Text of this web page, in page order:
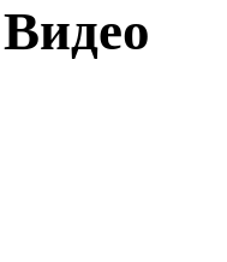
Видео